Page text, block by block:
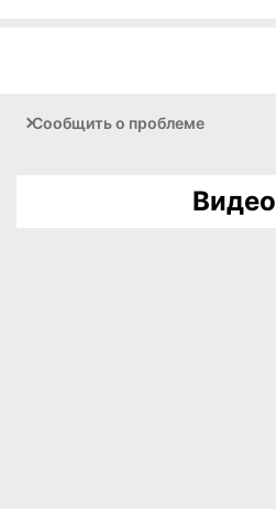
Сообщить о проблеме